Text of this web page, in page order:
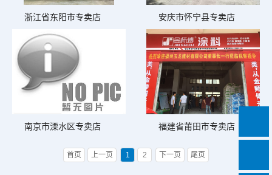
浙江省东阳市专卖店 安庆市怀宁县专卖店
南京市溧水区专卖店 福建省莆田市专卖店
首页 上一页 1 2 下一页 尾页